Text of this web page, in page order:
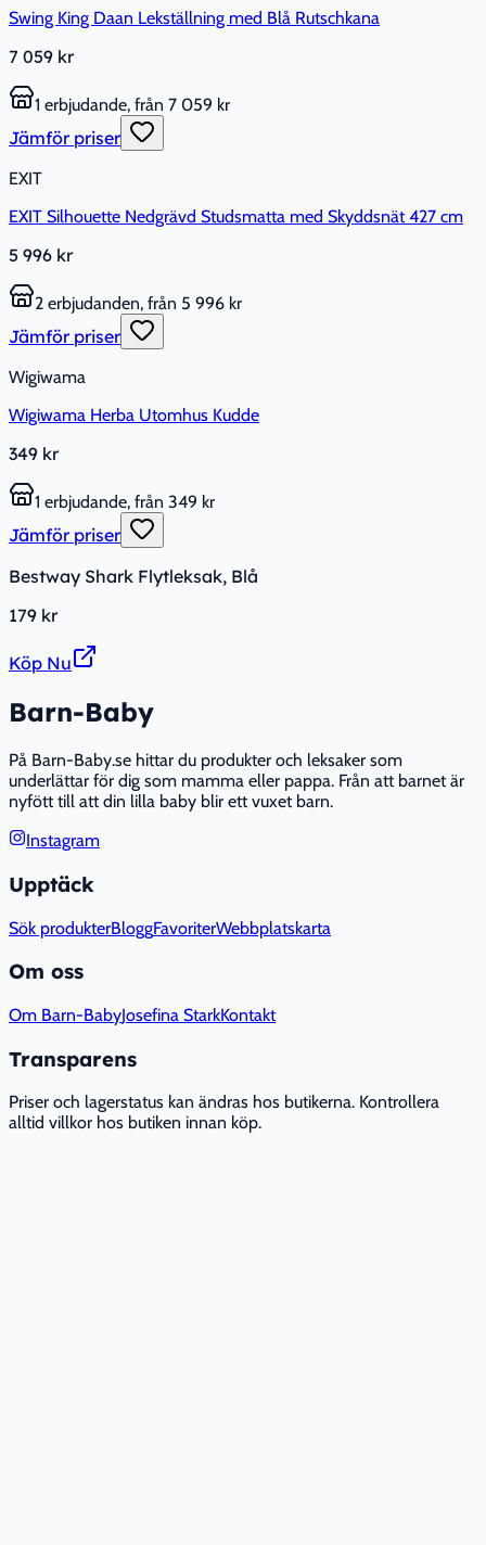
Swing King Daan Lekställning med Blå Rutschkana
7 059 kr
1 erbjudande, från 7 059 kr
Jämför priser
EXIT
EXIT Silhouette Nedgrävd Studsmatta med Skyddsnät 427 cm
5 996 kr
2 erbjudanden, från 5 996 kr
Jämför priser
Wigiwama
Wigiwama Herba Utomhus Kudde
349 kr
1 erbjudande, från 349 kr
Jämför priser
Bestway Shark Flytleksak, Blå
179 kr
Köp Nu
Barn-Baby
På Barn-Baby.se hittar du produkter och leksaker som
underlättar för dig som mamma eller pappa. Från att barnet är
nyfött till att din lilla baby blir ett vuxet barn.
Instagram
Upptäck
Sök produkterBloggFavoriterWebbplatskarta
Om oss
Om Barn-BabyJosefina StarkKontakt
Transparens
Priser och lagerstatus kan ändras hos butikerna. Kontrollera
alltid villkor hos butiken innan köp.